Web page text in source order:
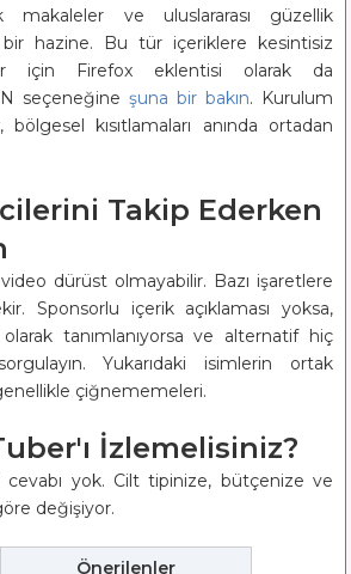
makaleler ve uluslararası güzellik
bir hazine. Bu tür içeriklere kesintisiz
için Firefox eklentisi olarak da
seçeneğine şuna bir bakın. Kurulum
kısıtlamaları anında ortadan
Takip Ederken
dürüst olmayabilir. Bazı işaretlere
Sponsorlu içerik açıklaması yoksa,
tanımlanıyorsa ve alternatif hiç
Yukarıdaki isimlerin ortak
çiğnememeleri.
İzlemelisiniz?
yok. Cilt tipinize, bütçenize ve
değişiyor.
Önerilenler